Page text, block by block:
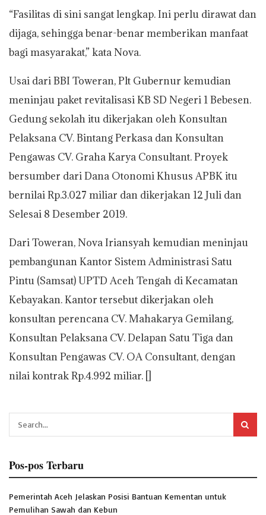
“Fasilitas di sini sangat lengkap. Ini perlu dirawat dan
dijaga, sehingga benar-benar memberikan manfaat
bagi masyarakat,” kata Nova.
Usai dari BBI Toweran, Plt Gubernur kemudian
meninjau paket revitalisasi KB SD Negeri 1 Bebesen.
Gedung sekolah itu dikerjakan oleh Konsultan
Pelaksana CV. Bintang Perkasa dan Konsultan
Pengawas CV. Graha Karya Consultant. Proyek
bersumber dari Dana Otonomi Khusus APBK itu
bernilai Rp.3.027 miliar dan dikerjakan 12 Juli dan
Selesai 8 Desember 2019.
Dari Toweran, Nova Iriansyah kemudian meninjau
pembangunan Kantor Sistem Administrasi Satu
Pintu (Samsat) UPTD Aceh Tengah di Kecamatan
Kebayakan. Kantor tersebut dikerjakan oleh
konsultan perencana CV. Mahakarya Gemilang,
Konsultan Pelaksana CV. Delapan Satu Tiga dan
Konsultan Pengawas CV. OA Consultant, dengan
nilai kontrak Rp.4.992 miliar. []
Pos-pos Terbaru
Pemerintah Aceh Jelaskan Posisi Bantuan Kementan untuk
Pemulihan Sawah dan Kebun